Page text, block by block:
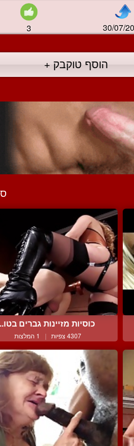
3 30/07/
הוסף טוקבק +
כוסיות מזיינות גברים
4307 צפיות | 1 המלצות